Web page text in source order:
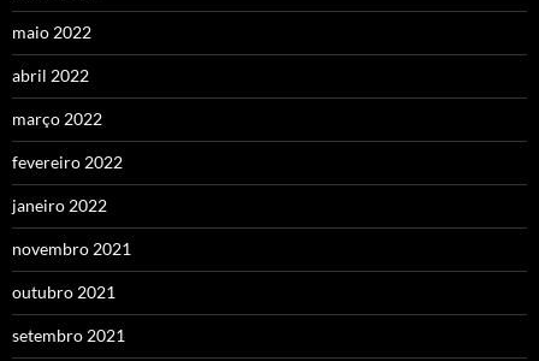
maio 2022
abril 2022
março 2022
fevereiro 2022
janeiro 2022
novembro 2021
outubro 2021
setembro 2021